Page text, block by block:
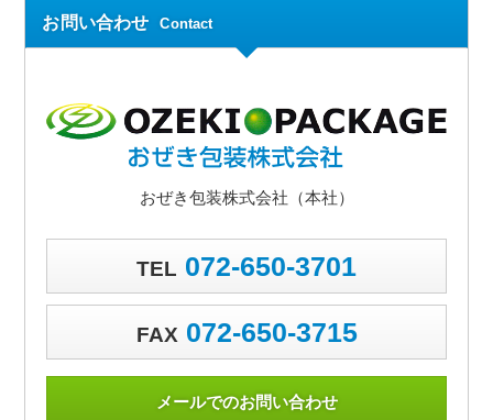
お問い合わせ Contact
おぜき包装株式会社（本社）
TEL 072-650-3701
FAX 072-650-3715
メールでのお問い合わせ